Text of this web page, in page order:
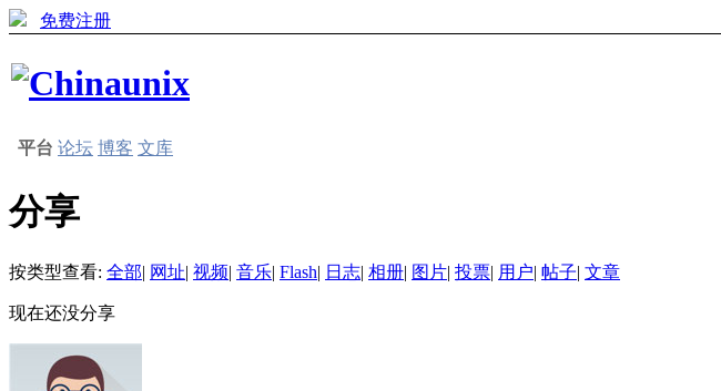
免费注册
平台 论坛 博客 文库
分享
按类型查看: 全部| 网址| 视频| 音乐| Flash| 日志| 相册| 图片| 投票| 用户| 帖子| 文章
现在还没分享